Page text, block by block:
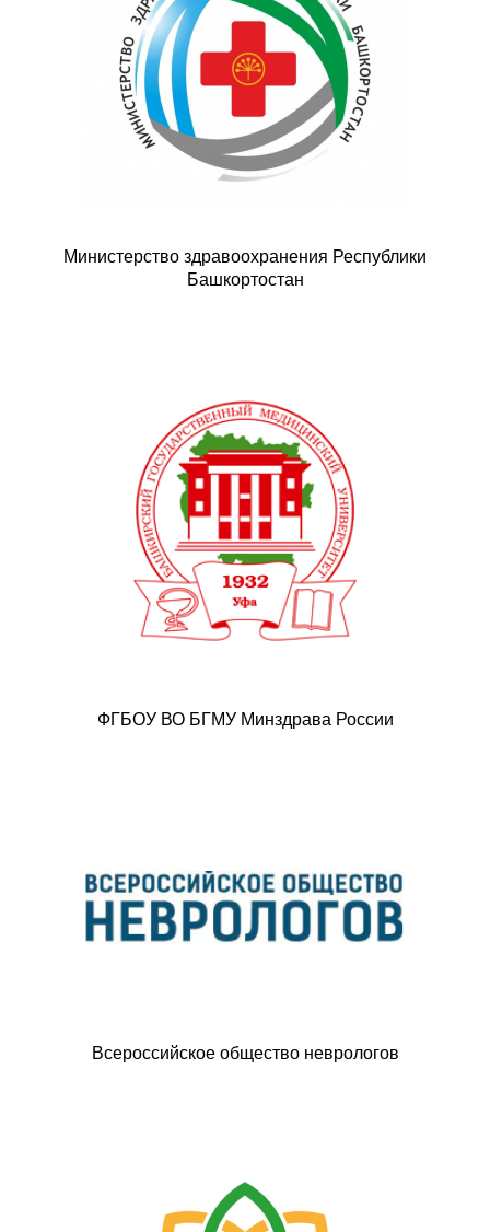
Министерство здравоохранения Республики
Башкортостан
ФГБОУ ВО БГМУ Минздрава России
Всероссийское общество неврологов